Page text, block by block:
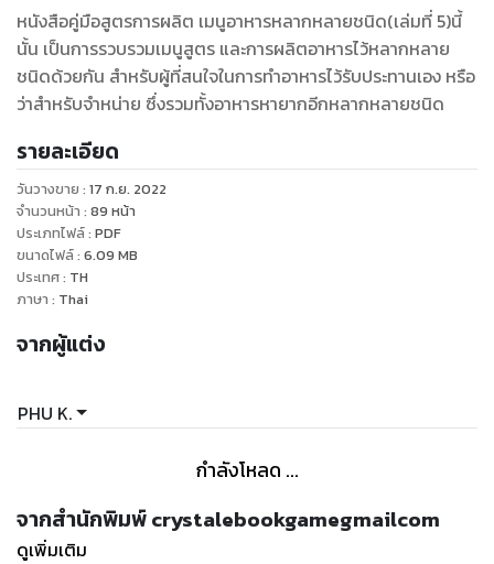
หนังสือคู่มือสูตรการผลิต เมนูอาหารหลากหลายชนิด(เล่มที่ 5)นี้
นั้น เป็นการรวบรวมเมนูสูตร และการผลิตอาหารไว้หลากหลาย
ชนิดด้วยกัน สำหรับผู้ที่สนใจในการทำอาหารไว้รับประทานเอง หรือ
ว่าสำหรับจำหน่าย ซึ่งรวมทั้งอาหารหายากอีกหลากหลายชนิด
รายละเอียด
วันวางขาย : 17 ก.ย. 2022
จำนวนหน้า : 89 หน้า
ประเภทไฟล์: PDF
ขนาดไฟล์: 6.09 MB
ประเทศ: TH
ภาษา : Thai
จากผู้แต่ง
PHU K.
กำลังโหลด ...
จากสำนักพิมพ์ crystalebookgamegmailcom
ดูเพิ่มเติม